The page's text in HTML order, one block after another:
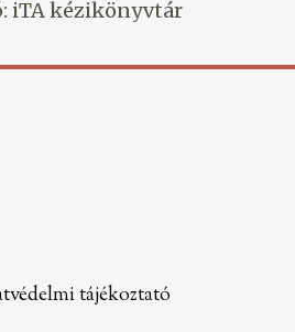
iTA kézikönyvtár
tájékoztató